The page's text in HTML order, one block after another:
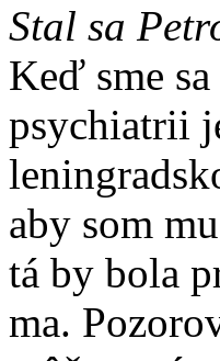
Stal sa
Keď sme
psychiatrii
aby som
tá by bola
ma.